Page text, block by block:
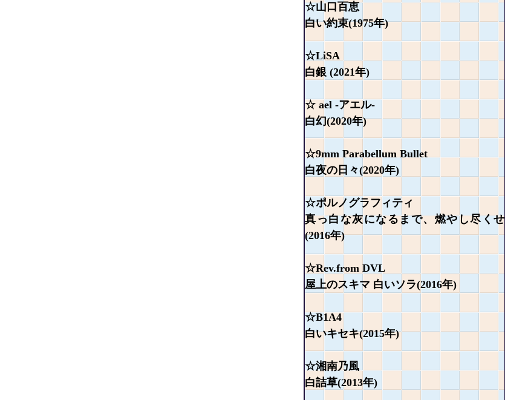
☆山口百恵
白い約束(1975年)
☆LiSA
白銀 (2021年)
☆ ael -アエル-
白幻(2020年)
☆9mm Parabellum Bullet
白夜の日々(2020年)
☆ポルノグラフィティ
真っ白な灰になるまで、燃やし尽くせ
(2016年)
☆Rev.from DVL
屋上のスキマ 白いソラ(2016年)
☆B1A4
白いキセキ(2015年)
☆湘南乃風
白詰草(2013年)